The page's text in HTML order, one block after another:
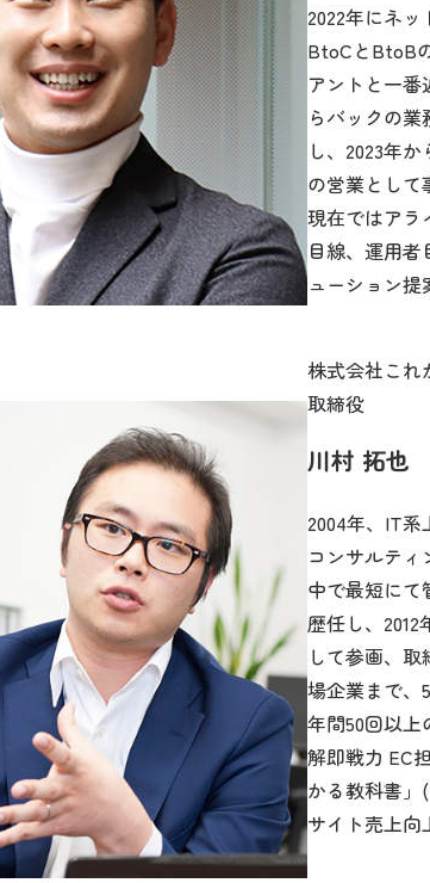
2022年にネ
BtoCとBtoB
アントと一
らバックの
し、2023年
の営業として
現在ではアラ
目線、運用
ューション提
株式会社これ
取締役
川村 拓也
2004年、IT
コンサルテ
中で最短にて
歴任し、2012
して参画、
場企業まで、
年間50回以
解即戦力 EC
かる教科書」
サイト売上向